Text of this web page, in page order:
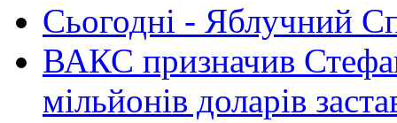
Сьогодні - Яблучний
ВАКС призначив
мільйонів доларів